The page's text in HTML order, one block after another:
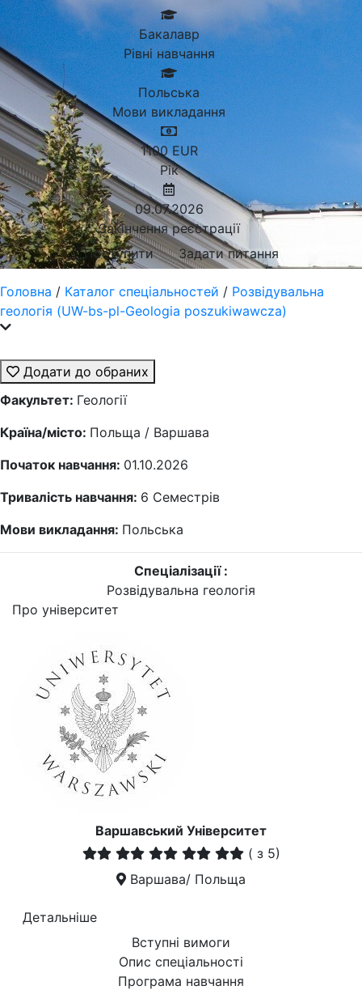
Бакалавр
Рівні навчання
Польська
Мови викладання
1100 EUR
Рік
09.07.2026
Закінчення реєстрації
Поступити
Задати питання
Головна / Каталог спеціальностей / Розвідувальна
геологія (UW-bs-pl-Geologia poszukiwawcza)
Додати до обраних
Факультет: Геології
Країна/місто: Польща / Варшава
Початок навчання: 01.10.2026
Тривалість навчання: 6 Семестрів
Мови викладання: Польська
Спеціалізації :
Розвідувальна геологія
Про університет
Варшавський Університет
( з 5)
Варшава/ Польща
Детальніше
Вступні вимоги
Опис спеціальності
Програма навчання